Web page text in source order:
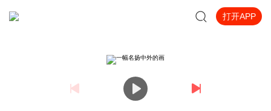
打开APP